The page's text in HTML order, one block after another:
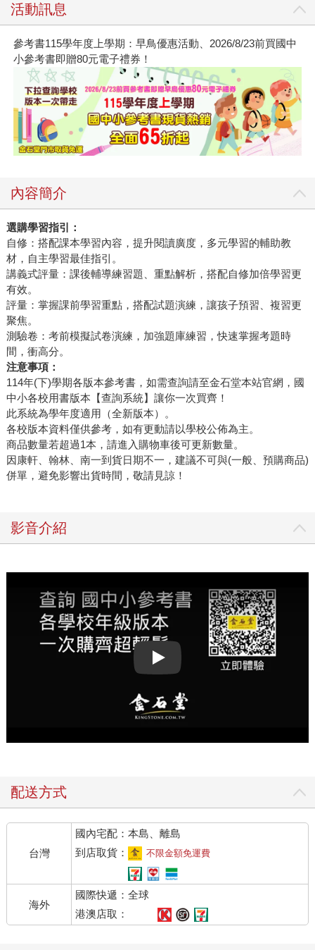
活動訊息
參考書115學年度上學期：早鳥優惠活動、2026/8/23前買國中
小參考書即贈80元電子禮券！
內容簡介
選購學習指引：
自修：搭配課本學習內容，提升閱讀廣度，多元學習的輔助教
材，自主學習最佳指引。
講義式評量：課後輔導練習題、重點解析，搭配自修加倍學習更
有效。
評量：掌握課前學習重點，搭配試題演練，讓孩子預習、複習更
聚焦。
測驗卷：考前模擬試卷演練，加強題庫練習，快速掌握考題時
間，衝高分。
注意事項：
114年(下)學期各版本參考書，如需查詢請至金石堂本站官網，國
中小各校用書版本【查詢系統】讓你一次買齊！
此系統為學年度適用（全新版本）。
各校版本資料僅供參考，如有更動請以學校公佈為主。
商品數量若超過1本，請進入購物車後可更新數量。
因康軒、翰林、南一到貨日期不一，建議不可與(一般、預購商品)
併單，避免影響出貨時間，敬請見諒！
影音介紹
Play video
配送方式
台灣
國內宅配：本島、離島
到店取貨：
不限金額免運費
海外
國際快遞：全球
港澳店取：